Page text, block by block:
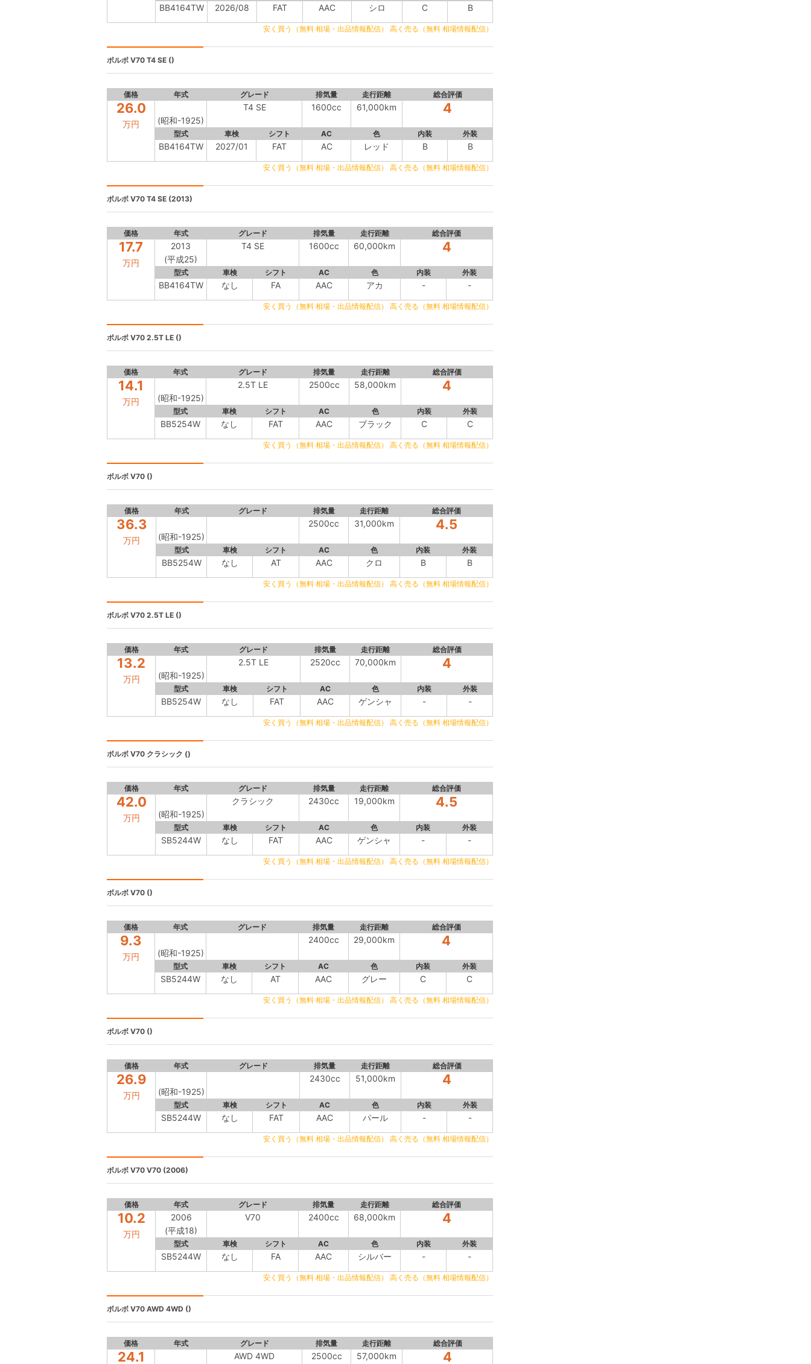
BB4164TW 2026/08 FAT AAC シロ C B
安く買う（無料 相場・出品情報配信） 高く売る（無料 相場情報配信）
ボルボ V70 T4 SE ()
価格 年式 グレード 排気量 走行距離 総合評価
26.0
万円 (昭和-1925)
T4 SE 1600cc 61,000km 4
型式 車検 シフト AC 色 内装 外装
BB4164TW 2027/01 FAT AC レッド B B
安く買う（無料 相場・出品情報配信） 高く売る（無料 相場情報配信）
ボルボ V70 T4 SE (2013)
価格 年式 グレード 排気量 走行距離 総合評価
17.7
万円
2013
(平成25)
T4 SE 1600cc 60,000km 4
型式 車検 シフト AC 色 内装 外装
BB4164TW なし FA AAC アカ - -
安く買う（無料 相場・出品情報配信） 高く売る（無料 相場情報配信）
ボルボ V70 2.5T LE ()
価格 年式 グレード 排気量 走行距離 総合評価
14.1
万円 (昭和-1925)
2.5T LE 2500cc 58,000km 4
型式 車検 シフト AC 色 内装 外装
BB5254W なし FAT AAC ブラック C C
安く買う（無料 相場・出品情報配信） 高く売る（無料 相場情報配信）
ボルボ V70 ()
価格 年式 グレード 排気量 走行距離 総合評価
36.3
万円 (昭和-1925)
2500cc 31,000km 4.5
型式 車検 シフト AC 色 内装 外装
BB5254W なし AT AAC クロ B B
安く買う（無料 相場・出品情報配信） 高く売る（無料 相場情報配信）
ボルボ V70 2.5T LE ()
価格 年式 グレード 排気量 走行距離 総合評価
13.2
万円 (昭和-1925)
2.5T LE 2520cc 70,000km 4
型式 車検 シフト AC 色 内装 外装
BB5254W なし FAT AAC ゲンシャ - -
安く買う（無料 相場・出品情報配信） 高く売る（無料 相場情報配信）
ボルボ V70 クラシック ()
価格 年式 グレード 排気量 走行距離 総合評価
42.0
万円 (昭和-1925)
クラシック 2430cc 19,000km 4.5
型式 車検 シフト AC 色 内装 外装
SB5244W なし FAT AAC ゲンシャ - -
安く買う（無料 相場・出品情報配信） 高く売る（無料 相場情報配信）
ボルボ V70 ()
価格 年式 グレード 排気量 走行距離 総合評価
9.3
万円 (昭和-1925)
2400cc 29,000km 4
型式 車検 シフト AC 色 内装 外装
SB5244W なし AT AAC グレー C C
安く買う（無料 相場・出品情報配信） 高く売る（無料 相場情報配信）
ボルボ V70 ()
価格 年式 グレード 排気量 走行距離 総合評価
26.9
万円 (昭和-1925)
2430cc 51,000km 4
型式 車検 シフト AC 色 内装 外装
SB5244W なし FAT AAC パール - -
安く買う（無料 相場・出品情報配信） 高く売る（無料 相場情報配信）
ボルボ V70 V70 (2006)
価格 年式 グレード 排気量 走行距離 総合評価
10.2
万円
2006
(平成18)
V70 2400cc 68,000km 4
型式 車検 シフト AC 色 内装 外装
SB5244W なし FA AAC シルバー - -
安く買う（無料 相場・出品情報配信） 高く売る（無料 相場情報配信）
ボルボ V70 AWD 4WD ()
価格 年式 グレード 排気量 走行距離 総合評価
24.1 AWD 4WD 2500cc 57,000km 4